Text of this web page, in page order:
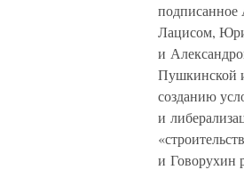
Лацисом,
и
Пушкинской
созданию
и
и Говорухин